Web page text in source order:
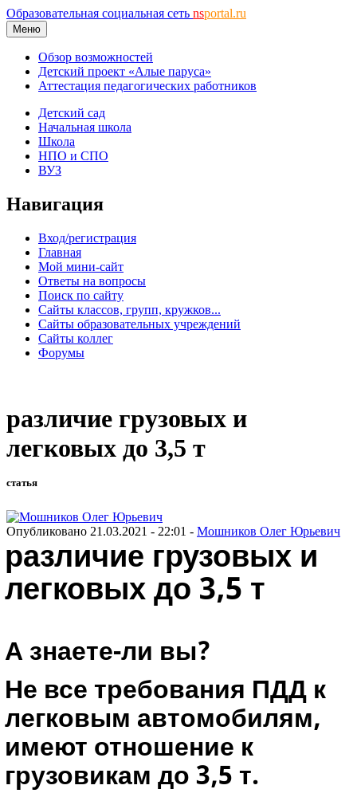
Образовательная социальная сеть nsportal.ru
Меню
Обзор возможностей
Детский проект «Алые паруса»
Аттестация педагогических работников
Детский сад
Начальная школа
Школа
НПО и СПО
ВУЗ
Навигация
Вход/регистрация
Главная
Мой мини-сайт
Ответы на вопросы
Поиск по сайту
Сайты классов, групп, кружков...
Сайты образовательных учреждений
Сайты коллег
Форумы
различие грузовых и
легковых до 3,5 т
статья
Опубликовано 21.03.2021 - 22:01 - Мошников Олег Юрьевич
различие грузовых и
легковых до 3,5 т
А знаете-ли вы?
Не все требования ПДД к
легковым автомобилям,
имеют отношение к
грузовикам до 3,5 т.